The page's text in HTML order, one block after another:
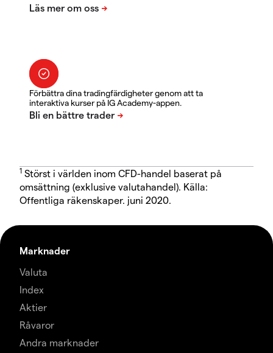
Förbättra dina tradingfärdigheter genom att ta
interaktiva kurser på IG Academy-appen.
1 Störst i världen inom CFD-handel baserat på
omsättning (exklusive valutahandel). Källa:
Offentliga räkenskaper. juni 2020.
Marknader
Valuta
Index
Aktier
Råvaror
Andra marknader